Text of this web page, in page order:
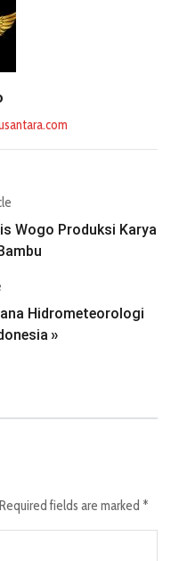
Wogo Produksi Karya
Hidrometeorologi
»
Required fields are marked *